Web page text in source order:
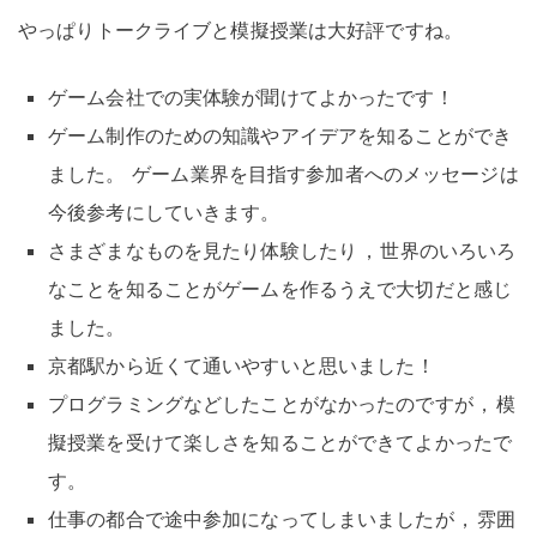
やっぱりトークライブと模擬授業は大好評ですね。
ゲーム会社での実体験が聞けてよかったです ！
ゲーム制作のための知識やアイデアを知ることができ
ました。
ゲーム業界を目指す参加者へのメッセージは
今後参考にしていきます。
さまざまなものを見たり体験したり
， 世界のいろいろ
なことを知ることがゲームを作るうえで大切だと感じ
ました。
京都駅から近くて通いやすいと思いました ！
プログラミングなどしたことがなかったのですが ， 模
擬授業を受けて楽しさを知ることができてよかったで
す。
仕事の都合で途中参加になってしまいましたが ， 雰囲